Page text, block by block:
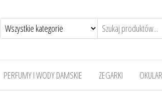
PERFUMY I WODY DAMSKIE ZEGARKI